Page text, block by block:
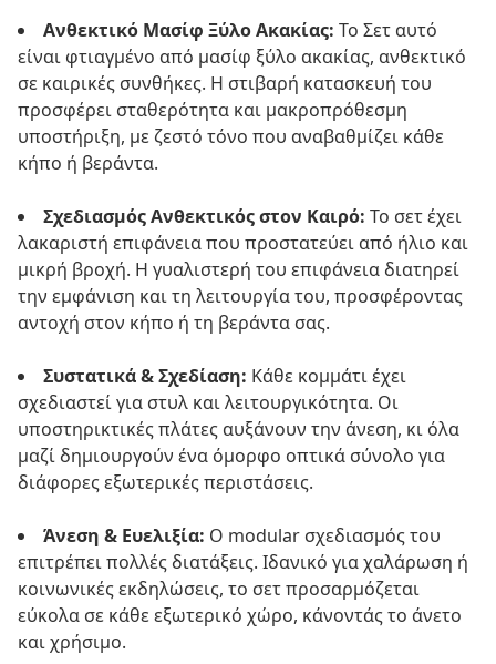
Ανθεκτικό Μασίφ Ξύλο Ακακίας: Το Σετ αυτό
είναι φτιαγμένο από μασίφ ξύλο ακακίας, ανθεκτικό
σε καιρικές συνθήκες. Η στιβαρή κατασκευή του
προσφέρει σταθερότητα και μακροπρόθεσμη
υποστήριξη, με ζεστό τόνο που αναβαθμίζει κάθε
κήπο ή βεράντα.
Σχεδιασμός Ανθεκτικός στον Καιρό: Το σετ έχει
λακαριστή επιφάνεια που προστατεύει από ήλιο και
μικρή βροχή. Η γυαλιστερή του επιφάνεια διατηρεί
την εμφάνιση και τη λειτουργία του, προσφέροντας
αντοχή στον κήπο ή τη βεράντα σας.
Συστατικά & Σχεδίαση: Κάθε κομμάτι έχει
σχεδιαστεί για στυλ και λειτουργικότητα. Οι
υποστηρικτικές πλάτες αυξάνουν την άνεση, κι όλα
μαζί δημιουργούν ένα όμορφο οπτικά σύνολο για
διάφορες εξωτερικές περιστάσεις.
Άνεση & Ευελιξία: Ο modular σχεδιασμός του
επιτρέπει πολλές διατάξεις. Ιδανικό για χαλάρωση ή
κοινωνικές εκδηλώσεις, το σετ προσαρμόζεται
εύκολα σε κάθε εξωτερικό χώρο, κάνοντάς το άνετο
και χρήσιμο.